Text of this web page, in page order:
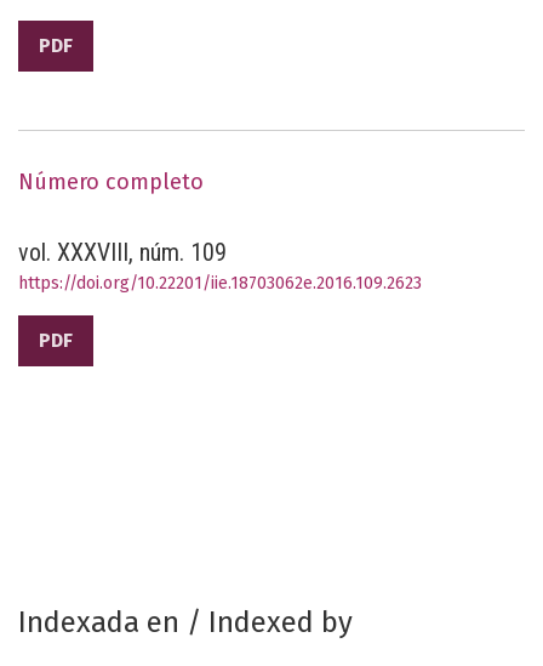
PDF
Número completo
vol. XXXVIII, núm. 109
https://doi.org/10.22201/iie.18703062e.2016.109.2623
PDF
Indexada en / Indexed by